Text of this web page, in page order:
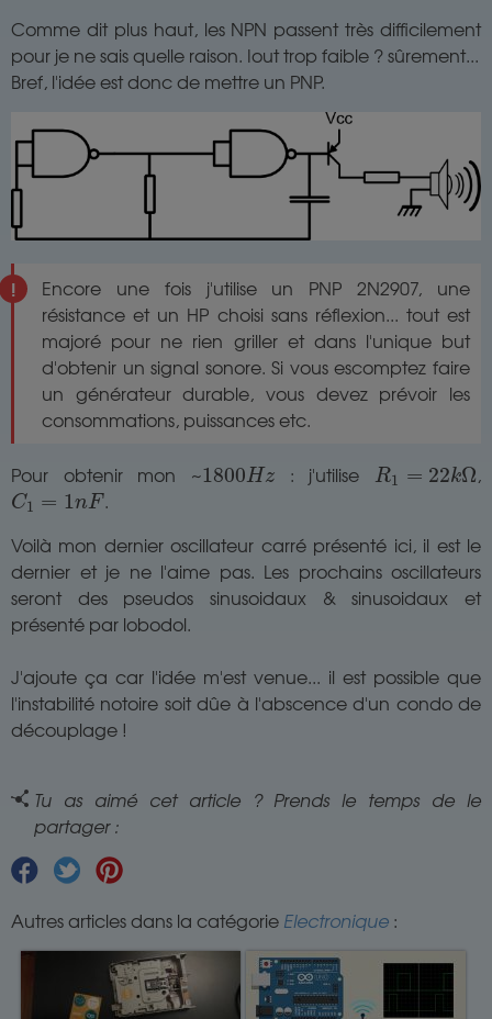
Comme dit plus haut, les NPN passent très difficilement
pour je ne sais quelle raison. Iout trop faible ? sûrement...
Bref, l'idée est donc de mettre un PNP.
Encore une fois j'utilise un PNP 2N2907, une
résistance et un HP choisi sans réflexion... tout est
majoré pour ne rien griller et dans l'unique but
d'obtenir un signal sonore. Si vous escomptez faire
un générateur durable, vous devez prévoir les
consommations, puissances etc.
Pour obtenir mon ~1800Hz
1800Hz : j'utilise R1 = 22kΩ
R1 =22kΩ ,
C1 = 1nF
C1=1nF .
Voilà mon dernier oscillateur carré présenté ici, il est le
dernier et je ne l'aime pas. Les prochains oscillateurs
seront des pseudos sinusoidaux & sinusoidaux et
présenté par lobodol.
J'ajoute ça car l'idée m'est venue... il est possible que
l'instabilité notoire soit dûe à l'abscence d'un condo de
découplage !
Tu as aimé cet article ? Prends le temps de le
partager :
Autres articles dans la catégorie Electronique :